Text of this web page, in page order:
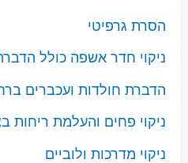
הסרת גרפיטי
ניקוי חדר אשפה כולל
הדברת חולדות ועכברים
ניקוי פחים והעלמת ריחות
ניקוי מדרכות ולוביים